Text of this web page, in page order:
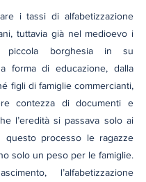
i tassi di alfabetizzazione
tuttavia già nel medioevo i
piccola borghesia in su
forma di educazione, dalla
figli di famiglie commercianti,
contezza di documenti e
l’eredità si passava solo ai
questo processo le ragazze
solo un peso per le famiglie.
l’alfabetizzazione